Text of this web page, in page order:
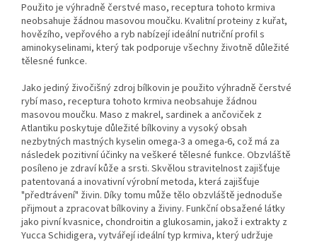
Použito je výhradně čerstvé maso, receptura tohoto krmiva
neobsahuje žádnou masovou moučku. Kvalitní proteiny z kuřat,
hovězího, vepřového a ryb nabízejí ideální nutriční profil s
aminokyselinami, který tak podporuje všechny životně důležité
tělesné funkce.
Jako jediný živočišný zdroj bílkovin je použito výhradně čerstvé
rybí maso, receptura tohoto krmiva neobsahuje žádnou
masovou moučku. Maso z makrel, sardinek a ančoviček z
Atlantiku poskytuje důležité bílkoviny a vysoký obsah
nezbytných mastných kyselin omega-3 a omega-6, což má za
následek pozitivní účinky na veškeré tělesné funkce. Obzvláště
posíleno je zdraví kůže a srsti. Skvělou stravitelnost zajišťuje
patentovaná a inovativní výrobní metoda, která zajišťuje
"předtrávení" živin. Díky tomu může tělo obzvláště jednoduše
přijmout a zpracovat bílkoviny a živiny. Funkční obsažené látky
jako pivní kvasnice, chondroitin a glukosamin, jakož i extrakty z
Yucca Schidigera, vytvářejí ideální typ krmiva, který udržuje